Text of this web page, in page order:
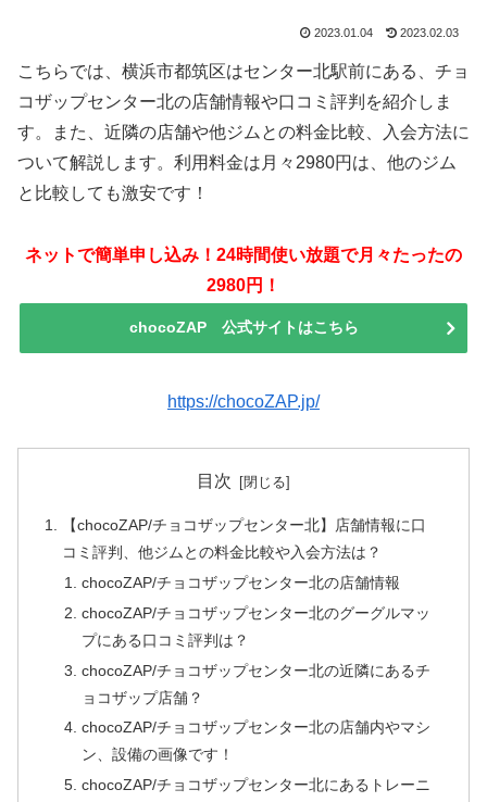
2023.01.04 2023.02.03
こちらでは、横浜市都筑区はセンター北駅前にある、チョ
コザップセンター北の店舗情報や口コミ評判を紹介しま
す。また、近隣の店舗や他ジムとの料金比較、入会方法に
ついて解説します。利用料金は月々2980円は、他のジム
と比較しても激安です！
ネットで簡単申し込み！24時間使い放題で月々たったの
2980円！
chocoZAP 公式サイトはこちら
https://chocoZAP.jp/
目次
【chocoZAP/チョコザップセンター北】店舗情報に口
コミ評判、他ジムとの料金比較や入会方法は？
chocoZAP/チョコザップセンター北の店舗情報
chocoZAP/チョコザップセンター北のグーグルマッ
プにある口コミ評判は？
chocoZAP/チョコザップセンター北の近隣にあるチ
ョコザップ店舗？
chocoZAP/チョコザップセンター北の店舗内やマシ
ン、設備の画像です！
chocoZAP/チョコザップセンター北にあるトレーニ